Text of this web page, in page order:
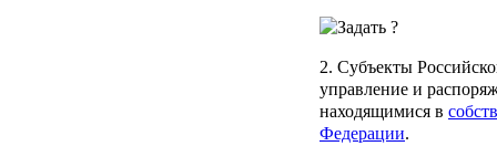
2. Субъекты
управление и
находящимися в
Федерации.